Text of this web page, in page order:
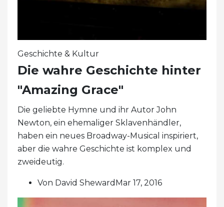
Geschichte & Kultur
Die wahre Geschichte hinter
"Amazing Grace"
Die geliebte Hymne und ihr Autor John
Newton, ein ehemaliger Sklavenhändler,
haben ein neues Broadway-Musical inspiriert,
aber die wahre Geschichte ist komplex und
zweideutig.
Von David ShewardMar 17, 2016